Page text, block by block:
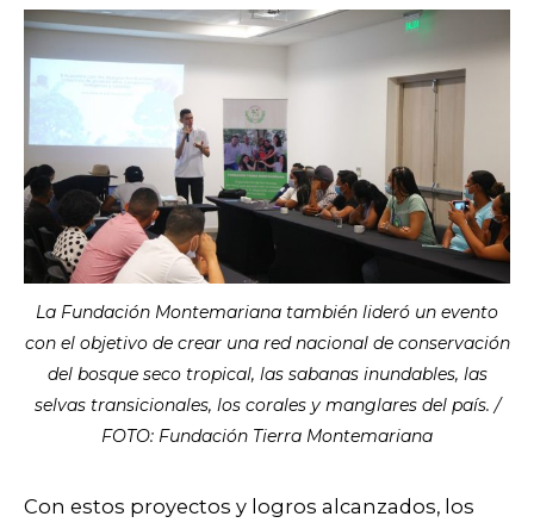
La Fundación Montemariana también lideró un evento
con el objetivo de crear una red nacional de conservación
del bosque seco tropical, las sabanas inundables, las
selvas transicionales, los corales y manglares del país. /
FOTO: Fundación Tierra Montemariana
Con estos proyectos y logros alcanzados, los